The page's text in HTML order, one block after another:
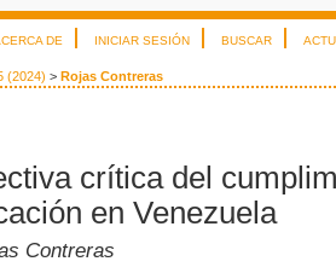
DE INICIAR SESIÓN BUSCAR
(2024) > Rojas Contreras
crítica del
en Venezuela
Contreras